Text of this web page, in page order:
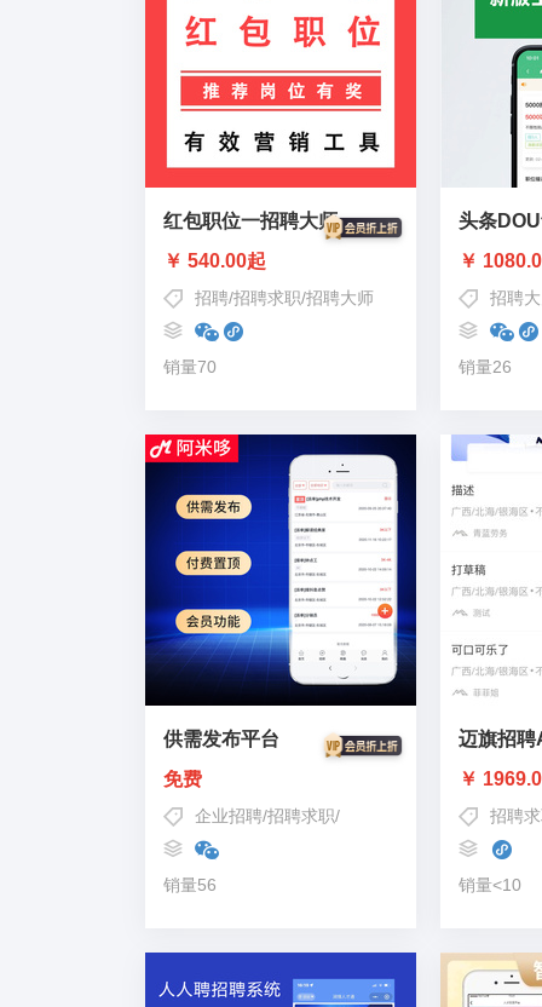
红包职位一招聘大师
￥ 540.00起
招聘/招聘求职/招聘大师
销量70
头条
￥
招聘
销量26
供需发布平台
免费
企业招聘/招聘求职/
销量56
迈旗招聘
￥
招聘
销量<10